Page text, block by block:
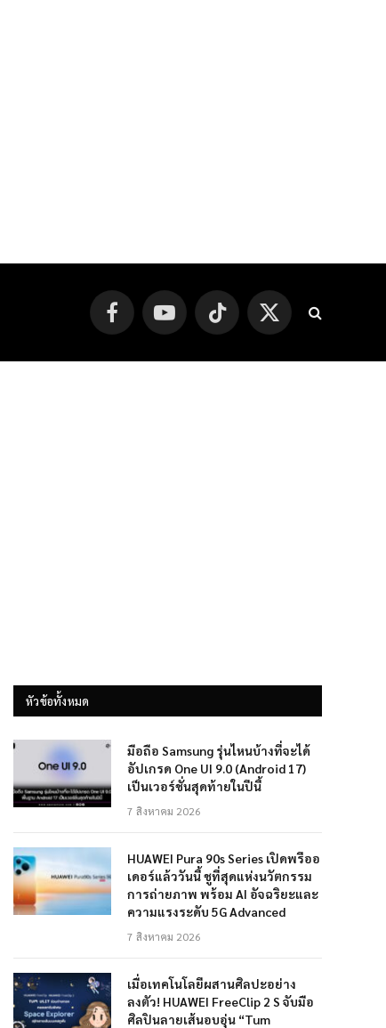
FacebookYouTube TikTok
X
(Twitter)
หัวข้อทั้งหมด
มือถือ Samsung รุ่นไหนบ้างที่จะได้
อัปเกรด One UI 9.0 (Android 17)
เป็นเวอร์ชั่นสุดท้ายในปีนี้
7 สิงหาคม 2026
HUAWEI Pura 90s Series เปิดพรีออ
เดอร์แล้ววันนี้ ชูที่สุดแห่งนวัตกรรม
การถ่ายภาพ พร้อม AI อัจฉริยะและ
ความแรงระดับ 5G Advanced
7 สิงหาคม 2026
เมื่อเทคโนโลยีผสานศิลปะอย่าง
ลงตัว! HUAWEI FreeClip 2 S จับมือ
ศิลปินลายเส้นอบอุ่น “Tum